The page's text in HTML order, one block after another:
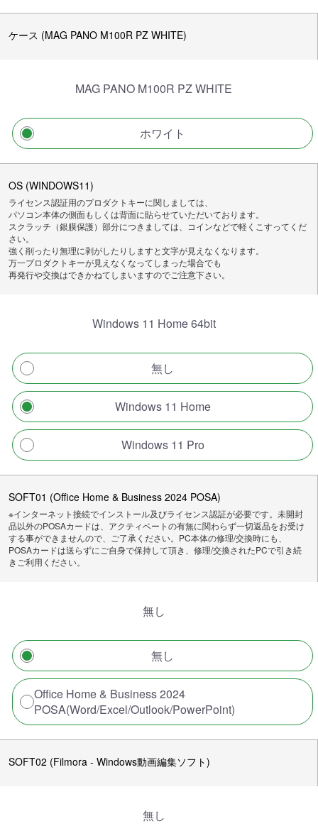
ケース (MAG PANO M100R PZ WHITE)
MAG PANO M100R PZ WHITE
ホワイト
OS (WINDOWS11)
ライセンス認証用のプロダクトキーに関しましては、
パソコン本体の側面もしくは背面に貼らせていただいております。
スクラッチ（銀膜保護）部分につきましては、コインなどで軽くこすってくだ
さい。
強く削ったり無理に剥がしたりしますと文字が見えなくなります。
万一プロダクトキーが見えなくなってしまった場合でも
再発行や交換はできかねてしまいますのでご注意下さい。
Windows 11 Home 64bit
無し
Windows 11 Home
Windows 11 Pro
SOFT01 (Office Home & Business 2024 POSA)
※インターネット接続でインストール及びライセンス認証が必要です。未開封
品以外のPOSAカードは、アクティベートの有無に関わらず一切返品をお受け
する事ができませんので、ご了承ください。PC本体の修理/交換時にも、
POSAカードは送らずにご自身で保持して頂き、修理/交換されたPCで引き続
きご利用ください。
無し
無し
Office Home & Business 2024
POSA(Word/Excel/Outlook/PowerPoint)
SOFT02 (Filmora - Windows動画編集ソフト)
無し